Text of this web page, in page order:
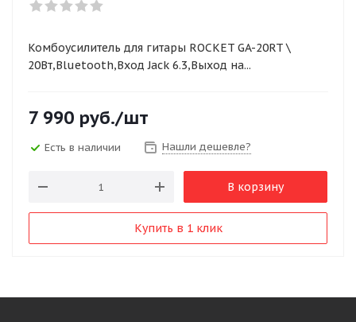
Комбоусилитель для гитары ROCKET GA-20RT \
20Вт,Bluetooth,Вход Jack 6.3,Выход на...
7 990 руб./шт
Есть в наличии Нашли дешевле?
В корзину
Купить в 1 клик